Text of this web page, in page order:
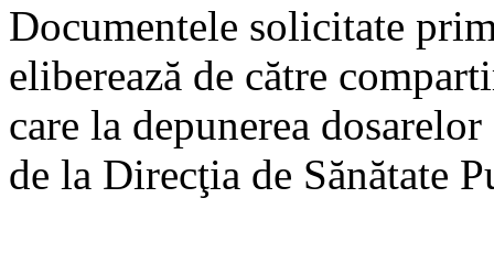
Documentele solicitate
eliberează de către
care la depunerea
de la Direcţia de Sănătate